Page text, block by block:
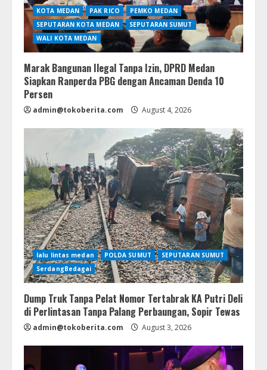
KOTA MEDAN PAK RICO
PEMKO MEDAN
SEPUTARAN KOTA MEDAN
SEPUTARAN SUMUT
WALI KOTA MEDAN
Marak Bangunan Ilegal Tanpa Izin, DPRD Medan
Siapkan Ranperda PBG dengan Ancaman Denda 10
Persen
admin@tokoberita.com August 4, 2026
lalu lintas medan POLDA SUMUT
SEPUTARAN SUMUT
SerdangBedagai
Dump Truk Tanpa Pelat Nomor Tertabrak KA Putri Deli
di Perlintasan Tanpa Palang Perbaungan, Sopir Tewas
admin@tokoberita.com August 3, 2026